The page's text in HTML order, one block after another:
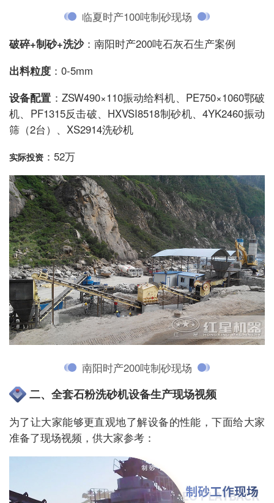
临夏时产100吨制砂现场
破碎+制砂+洗沙：南阳时产200吨石灰石生产案例
出料粒度：0-5mm
设备配置 ：ZSW490×110振动给料机、PE750×1060鄂破
机、PF1315反击破、HXVSI8518制砂机、4YK2460振动
筛（2台）、XS2914洗砂机
实际投资：52万
南阳时产200吨制砂现场
二、全套石粉洗砂机设备生产现场视频
为了让大家能够更直观地了解设备的性能，下面给大家
准备了现场视频，供大家参考：